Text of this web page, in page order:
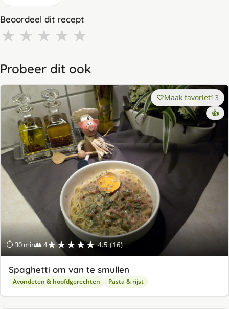
Beoordeel dit recept
★ ★ ★ ★ ★
Probeer dit ook
⏱ 30 min👥 4★★★★★ 4.5 (16)
Maak favoriet13
👍
Spaghetti om van te smullen
Avondeten & hoofdgerechten Pasta & rijst